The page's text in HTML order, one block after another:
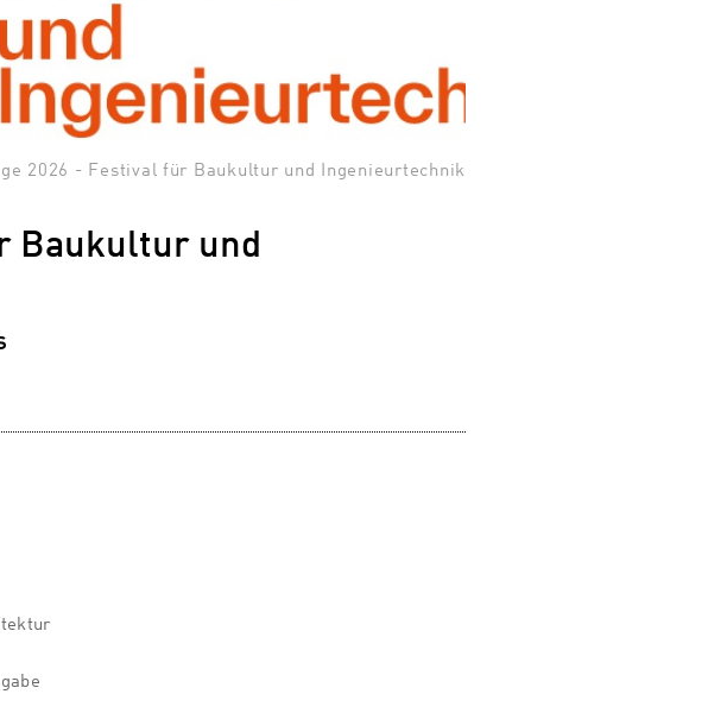
2026 - Festival für Baukultur und Ingenieurtechnik
Baukultur und